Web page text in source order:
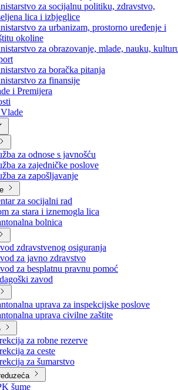
za privredu
za pravosuđe, upravu i radne odnose
za unutrašnje poslove
za socijalnu politiku, zdravstvo,
lica i izbjeglice
za urbanizam, prostorno uređenje i
okoline
za obrazovanje, mlade, nauku,
za boračka pitanja
za finansije
i Premijera
za odnose s javnošću
za zajedničke poslove
za zapošljavanje
za socijalni rad
za stara i iznemogla lica
bolnica
zdravstvenog osiguranja
za javno zdravstvo
za besplatnu pravnu pomoć
zavod
uprava za inspekcijske poslove
uprava civilne zaštite
za robne rezerve
za ceste